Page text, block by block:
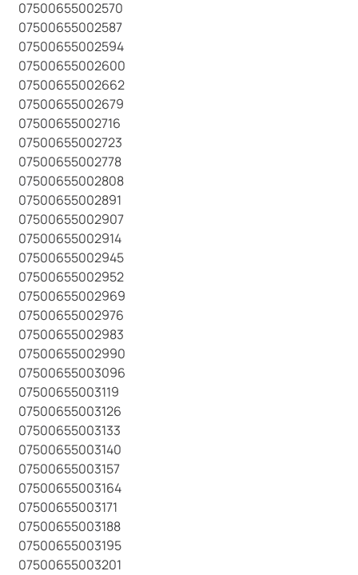
07500655002570
07500655002587
07500655002594
07500655002600
07500655002662
07500655002679
07500655002716
07500655002723
07500655002778
07500655002808
07500655002891
07500655002907
07500655002914
07500655002945
07500655002952
07500655002969
07500655002976
07500655002983
07500655002990
07500655003096
07500655003119
07500655003126
07500655003133
07500655003140
07500655003157
07500655003164
07500655003171
07500655003188
07500655003195
07500655003201